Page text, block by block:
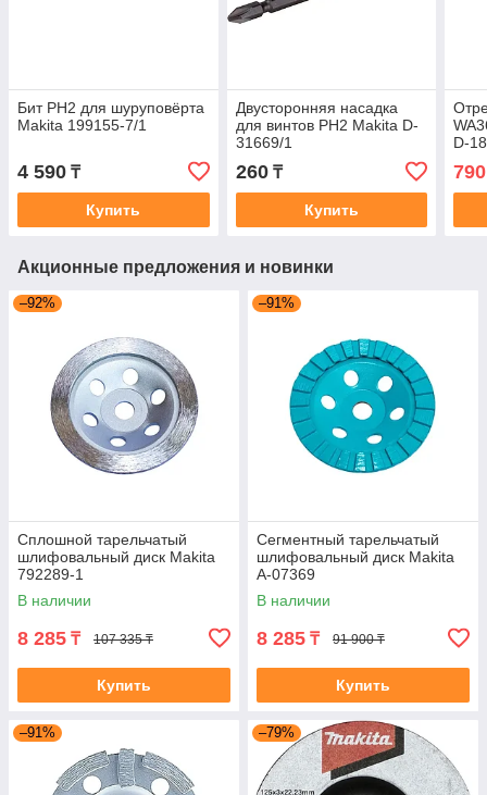
Бит PH2 для шуруповёрта
Makita 199155-7/1
4 590 ₸
Купить
Двусторонняя насадка
для винтов PH2 Makita D-
31669/1
260₸
Купить
D-
790
Акционные предложения и новинки
–92%
Сплошной тарельчатый
шлифовальный диск Makita
792289-1
В наличии
8 285 ₸ 107 335 ₸
Купить
–91%
Сегментный тарельчатый
шлифовальный диск Makita
A-07369
В наличии
8 285 ₸ 91 900 ₸
Купить
–91% –79%